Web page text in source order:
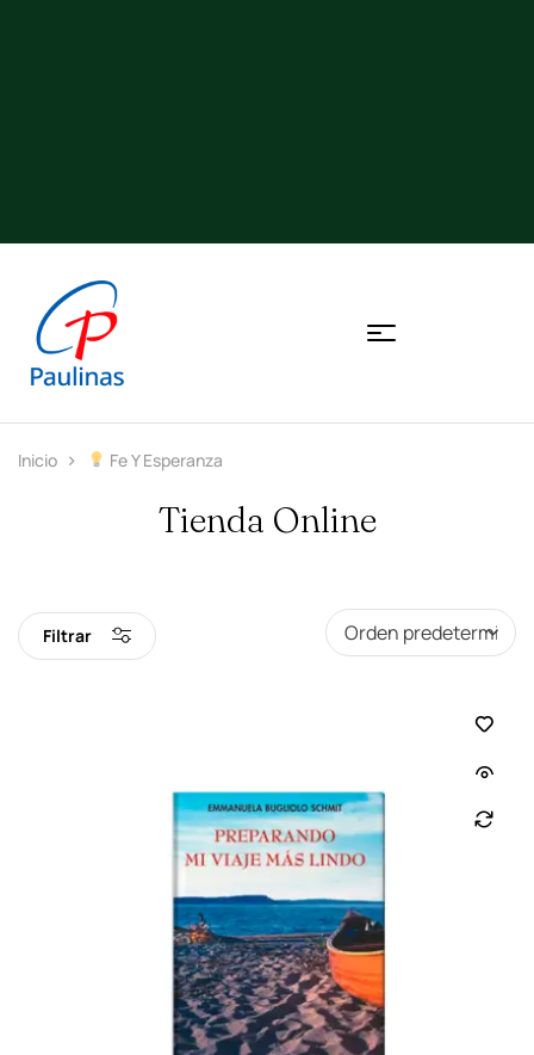
Inicio Fe Y Esperanza
Tienda Online
Filtrar